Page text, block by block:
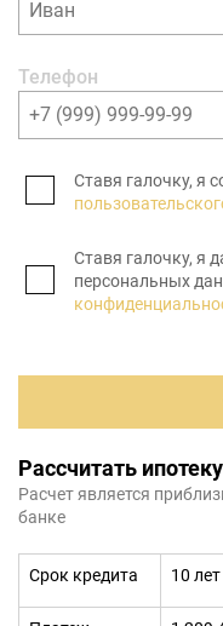
Телефон
Ставя галочку, я
Ставя галочку, я
персональных
Рассчитать ипотеку
Расчет является
банке
Срок кредита 10 лет